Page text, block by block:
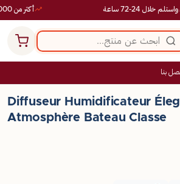
أكثر من 10,000 طلب ناجح 72 ساعة
بنا
Diffuseur Humidificateur
Atmosphère Bateau Classe